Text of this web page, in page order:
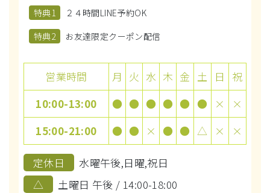
特典1
２４時間LINE予約OK
特典2
お友達限定クーポン配信
営業時間 月 火 水 木 金 土 日
祝
10:00-13:00
● ● ● ● ● ● ×
×
15:00-21:00
● ● × ● ● △ × ×
定休日
水曜午後,日曜,祝日
△
土曜日 午後 / 14:00-18:00